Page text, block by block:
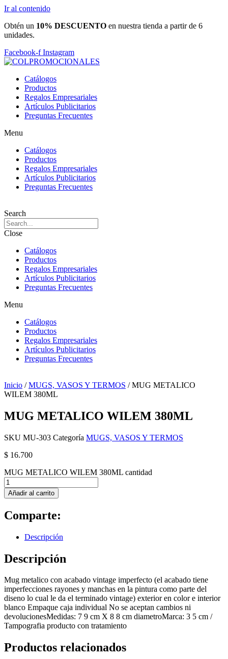
Ir al contenido
Obtén un 10% DESCUENTO en nuestra tienda a partir de 6
unidades.
Facebook-f Instagram
Catálogos
Productos
Regalos Empresariales
Artículos Publicitarios
Preguntas Frecuentes
Menu
Catálogos
Productos
Regalos Empresariales
Artículos Publicitarios
Preguntas Frecuentes
Search
Close
Catálogos
Productos
Regalos Empresariales
Artículos Publicitarios
Preguntas Frecuentes
Menu
Catálogos
Productos
Regalos Empresariales
Artículos Publicitarios
Preguntas Frecuentes
Inicio /MUGS, VASOS Y TERMOS / MUG METALICO
WILEM 380ML
MUG METALICO WILEM 380ML
SKU MU-303 Categoría MUGS, VASOS Y TERMOS
$ 16.700
MUG METALICO WILEM 380ML cantidad
Añadir al carrito
Comparte:
Descripción
Descripción
Mug metalico con acabado vintage imperfecto (el acabado tiene
imperfecciones rayones y manchas en la pintura como parte del
diseno lo cual le da el terminado vintage) exterior en color e interior
blanco Empaque caja individual No se aceptan cambios ni
devolucionesMedidas: 7 9 cm X 8 8 cm diametroMarca: 3 5 cm /
Tampografia producto con tratamiento
Productos relacionados